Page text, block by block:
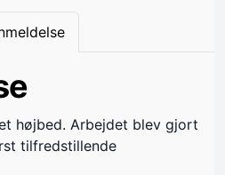
højbed. Arbejdet blev gjort
tilfredstillende